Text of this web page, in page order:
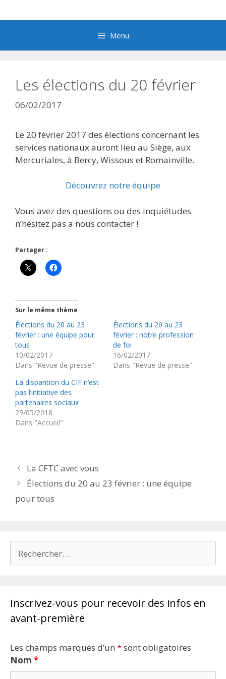
au
Menu
Les élections du 20 février
06/02/2017
Le 20 février 2017 des élections concernant les
services nationaux auront lieu au Siège, aux
Mercuriales, à Bercy, Wissous et Romainville.
Découvrez notre équipe
Vous avez des questions ou des inquiétudes
n’hésitez pas a nous contacter !
Partager :
Sur le même thème
Élections du 20 au 23
février : une équipe pour
tous
10/02/2017
Dans "Revue de presse"
Élections du 20 au 23
février : notre profession
de foi
16/02/2017
Dans "Revue de presse"
La disparition du CIF n’est
pas l’initiative des
partenaires sociaux
29/05/2018
Dans "Accueil"
La CFTC avec vous
Élections du 20 au 23 février : une équipe
pour tous
Inscrivez-vous pour recevoir des infos en
avant-première
Les champs marqués d’un *sont obligatoires
Nom *